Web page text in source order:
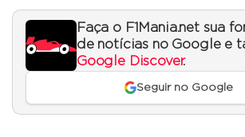
Faça o F1Mania.net sua
de notícias no Google e
Google Discover.
Seguir no Google